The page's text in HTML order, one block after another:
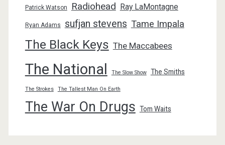
Patrick Watson Radiohead Ray LaMontagne
Ryan Adams sufjan stevens Tame Impala
The Black Keys The Maccabees
The National The Slow Show The Smiths
The Strokes The Tallest Man On Earth
The War On Drugs Tom Waits